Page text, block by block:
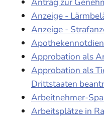
Anzeige -
Anzeige -
Approbation als
Approbation als
Drittstaaten
Arbeitnehmer-
Arbeitsplätze in